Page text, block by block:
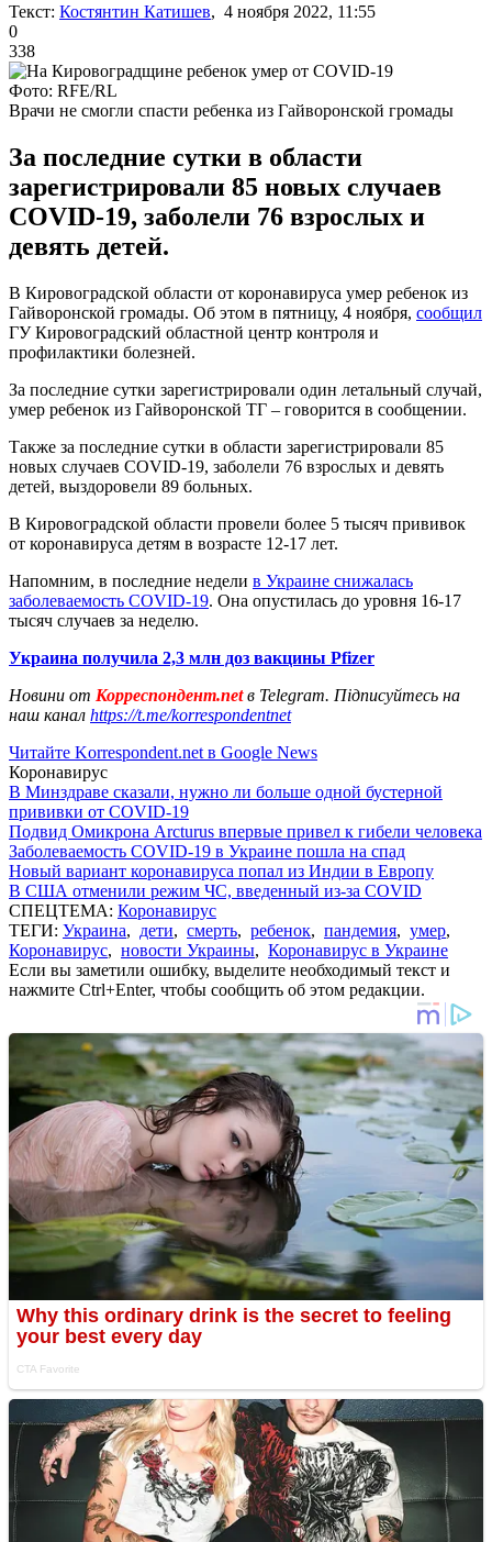
Текст: Костянтин Катишев, 4 ноября 2022, 11:55
0
338
Фото: RFE/RL
Врачи не смогли спасти ребенка из Гайворонской громады
За последние сутки в области
зарегистрировали 85 новых случаев
СOVID-19, заболели 76 взрослых и
девять детей.
В Кировоградской области от коронавируса умер ребенок из
Гайворонской громады. Об этом в пятницу, 4 ноября, сообщил
ГУ Кировоградский областной центр контроля и
профилактики болезней.
За последние сутки зарегистрировали один летальный случай,
умер ребенок из Гайворонской ТГ – говорится в сообщении.
Также за последние сутки в области зарегистрировали 85
новых случаев СOVID-19, заболели 76 взрослых и девять
детей, выздоровели 89 больных.
В Кировоградской области провели более 5 тысяч прививок
от коронавируса детям в возрасте 12-17 лет.
Напомним, в последние недели в Украине снижалась
заболеваемость СOVID-19. Она опустилась до уровня 16-17
тысяч случаев за неделю.
Украина получила 2,3 млн доз вакцины Pfizer
Новини от Корреспондент.netв Telegram. Підписуйтесь на
наш канал https://t.me/korrespondentnet
Читайте Korrespondent.net в Google News
Коронавирус
В Минздраве сказали, нужно ли больше одной бустерной
прививки от COVID-19
Подвид Омикрона Arcturus впервые привел к гибели человека
Заболеваемость COVID-19 в Украине пошла на спад
Новый вариант коронавируса попал из Индии в Европу
В США отменили режим ЧС, введенный из-за COVID
СПЕЦТЕМА: Коронавирус
ТЕГИ: Украина, дети, смерть, ребенок, пандемия, умер,
Коронавирус, новости Украины, Коронавирус в Украине
Если вы заметили ошибку, выделите необходимый текст и
нажмите Ctrl+Enter, чтобы сообщить об этом редакции.